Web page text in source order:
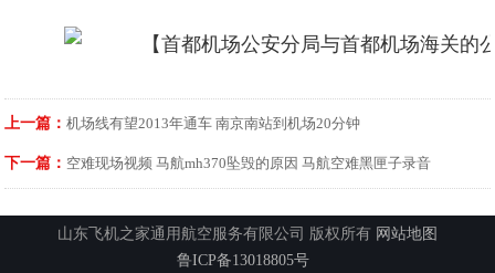
上一篇：机场线有望2013年通车 南京南站到机场20分钟
下一篇： 空难现场视频 马航mh370坠毁的原因 马航空难黑匣子录音
山东飞机之家通用航空服务有限公司 版权所有 网站地图
鲁ICP备13018805号